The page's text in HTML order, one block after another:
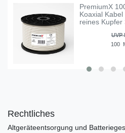
PremiumX
Koaxial
reines Kupfer
UVP
100
Rechtliches
Altgeräteentsorgung und